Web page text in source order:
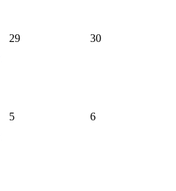
29 30
5 6